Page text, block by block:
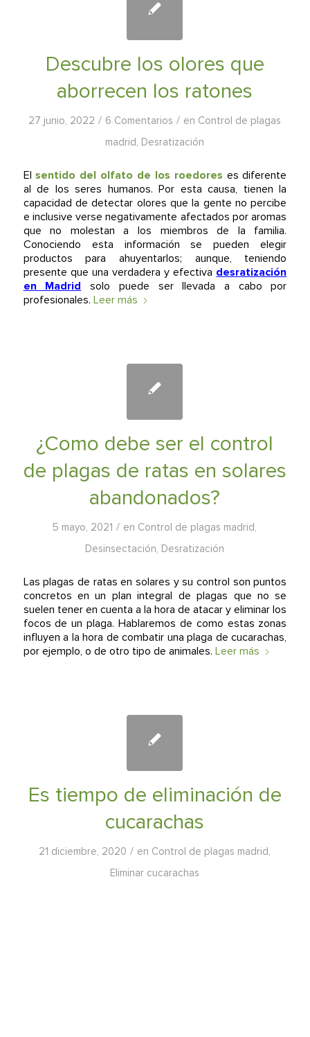
Descubre los olores que
aborrecen los ratones
27 junio, 2022 / 6 Comentarios / en Control de plagas
madrid, Desratización
Elsentido del olfato de los roedores es diferente
al de los seres humanos. Por esta causa, tienen la
capacidad de detectar olores que la gente no percibe
e inclusive verse negativamente afectados por aromas
que no molestan a los miembros de la familia.
Conociendo esta información se pueden elegir
productos para ahuyentarlos; aunque, teniendo
presente que una verdadera y efectiva desratización
en Madrid solo puede ser llevada a cabo por
profesionales. Leer más
¿Como debe ser el control
de plagas de ratas en solares
abandonados?
5 mayo, 2021 / en Control de plagas madrid,
Desinsectación, Desratización
Las plagas de ratas en solares y su control son puntos
concretos en un plan integral de plagas que no se
suelen tener en cuenta a la hora de atacar y eliminar los
focos de un plaga. Hablaremos de como estas zonas
influyen a la hora de combatir una plaga de cucarachas,
por ejemplo, o de otro tipo de animales. Leer más
Es tiempo de eliminación de
cucarachas
21 diciembre, 2020 / en Control de plagas madrid,
Eliminar cucarachas